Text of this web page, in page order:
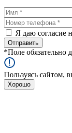
Я даю согласие
*Поле обязательно
Пользуясь сайтом,
Хорошо